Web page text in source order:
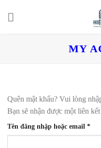
MY
Quên mật khẩu? Vui lòng
Bạn sẽ nhận được một liên
Tên đăng nhập hoặc email *Bắt